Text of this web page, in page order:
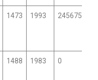
1473 1993 24567507
1488 1983 0